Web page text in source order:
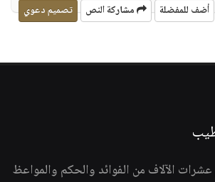
أضف للمفضلة مشاركة النص تصميم دعوي
الآلاف من الفوائد والحكم والمواعظ